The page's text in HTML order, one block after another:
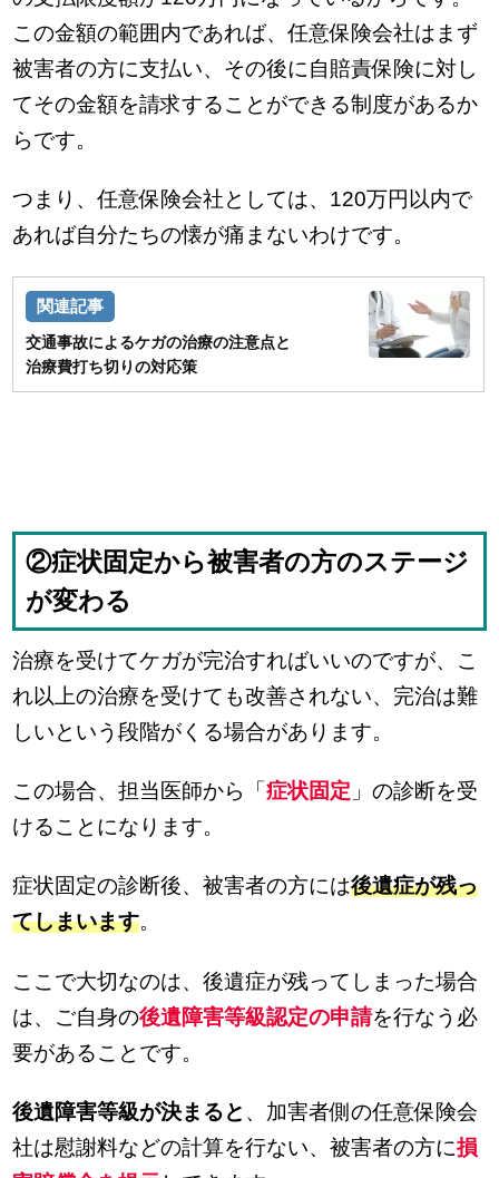
この金額の範囲内であれば、任意保険会社はまず
被害者の方に支払い、その後に自賠責保険に対し
てその金額を請求することができる制度があるか
らです。
つまり、任意保険会社としては、120万円以内で
あれば自分たちの懐が痛まないわけです。
交通事故によるケガの治療の注意点と
治療費打ち切りの対応策
②症状固定から被害者の方のステージ
が変わる
治療を受けてケガが完治すればいいのですが、こ
れ以上の治療を受けても改善されない、完治は難
しいという段階がくる場合があります。
この場合、担当医師から「症状固定 」の診断を受
けることになります。
症状固定の診断後、被害者の方には後遺症が残っ
てしまいます。
ここで大切なのは、後遺症が残ってしまった場合
は、ご自身の後遺障害等級認定の申請を行なう必
要があることです。
後遺障害等級が決まると 、加害者側の任意保険会
社は慰謝料などの計算を行ない、被害者の方に損